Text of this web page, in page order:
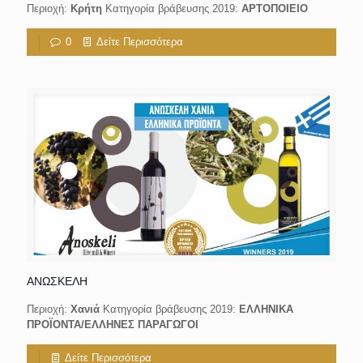
Περιοχή: Κρήτη Κατηγορία βράβευσης 2019: ΑΡΤΟΠΟΙΕΙΟ
0 Δείτε Περισσότερα
ΑΝΩΣΚΕΛΗ
Περιοχή: Χανιά Κατηγορία βράβευσης 2019: ΕΛΛΗΝΙΚΑ
ΠΡΟΪΟΝΤΑ/ΕΛΛΗΝΕΣ ΠΑΡΑΓΩΓΟΙ
Δείτε Περισσότερα